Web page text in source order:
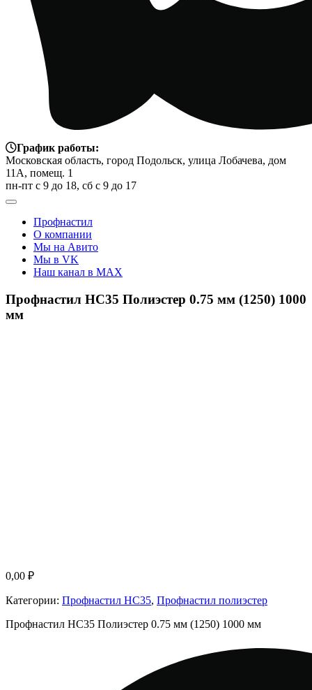
График работы:
Московская область, город Подольск, улица Лобачева, дом
11А, помещ. 1
пн-пт с 9 до 18, сб с 9 до 17
Профнастил
О компании
Мы на Авито
Мы в VK
Наш канал в MAX
Профнастил НС35 Полиэстер 0.75 мм (1250) 1000
мм
0,00 ₽
Категории: Профнастил НС35, Профнастил полиэстер
Профнастил НС35 Полиэстер 0.75 мм (1250) 1000 мм